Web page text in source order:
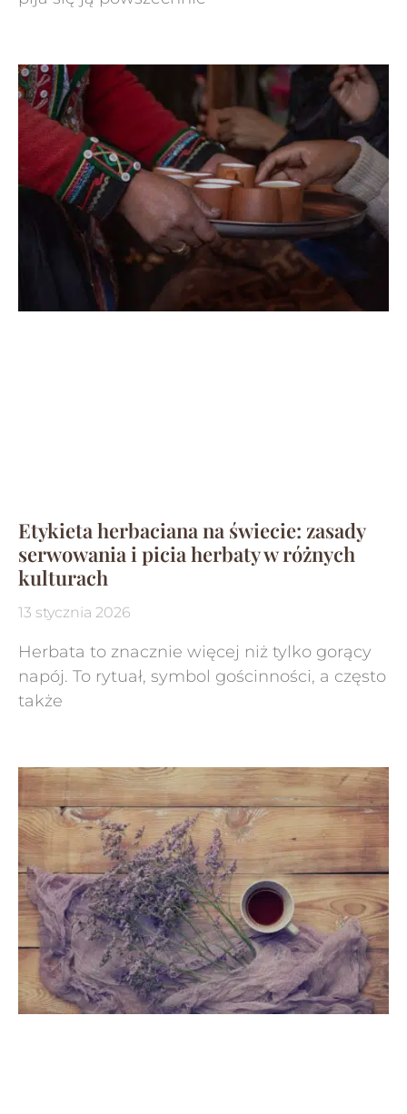
Etykieta herbaciana na świecie: zasady
serwowania i picia herbaty w różnych
kulturach
13 stycznia 2026
Herbata to znacznie więcej niż tylko gorący
napój. To rytuał, symbol gościnności, a często
także